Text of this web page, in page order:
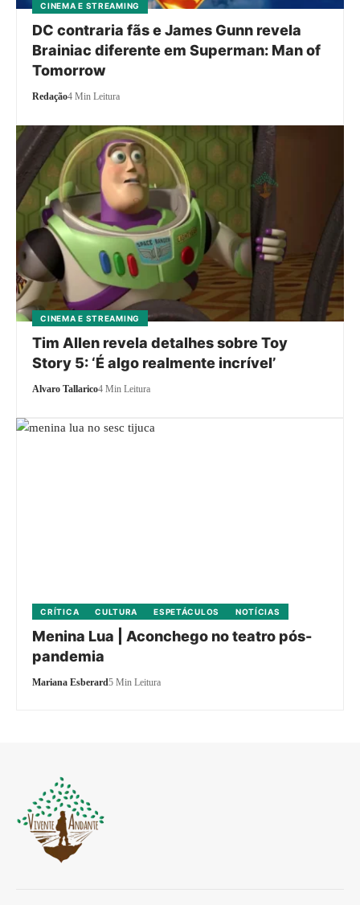
CINEMA E STREAMING
DC contraria fãs e James Gunn revela
Brainiac diferente em Superman: Man of
Tomorrow
Redação4 Min Leitura
CINEMA E STREAMING
Tim Allen revela detalhes sobre Toy
Story 5: ‘É algo realmente incrível’
Alvaro Tallarico4 Min Leitura
CRÍTICA CULTURA ESPETÁCULOS NOTÍCIAS
Menina Lua | Aconchego no teatro pós-
pandemia
Mariana Esberard5 Min Leitura